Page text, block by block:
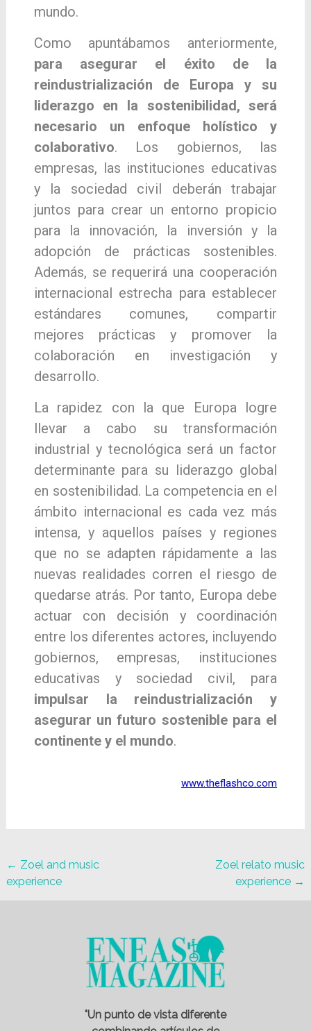
mundo.
Como apuntábamos anteriormente,
para asegurar el éxito de la
reindustrialización de Europa y su
liderazgo en la sostenibilidad, será
necesario un enfoque holístico y
colaborativo. Los gobiernos, las
empresas, las instituciones educativas
y la sociedad civil deberán trabajar
juntos para crear un entorno propicio
para la innovación, la inversión y la
adopción de prácticas sostenibles.
Además, se requerirá una cooperación
internacional estrecha para establecer
estándares comunes, compartir
mejores prácticas y promover la
colaboración en investigación y
desarrollo.
La rapidez con la que Europa logre
llevar a cabo su transformación
industrial y tecnológica será un factor
determinante para su liderazgo global
en sostenibilidad. La competencia en el
ámbito internacional es cada vez más
intensa, y aquellos países y regiones
que no se adapten rápidamente a las
nuevas realidades corren el riesgo de
quedarse atrás. Por tanto, Europa debe
actuar con decisión y coordinación
entre los diferentes actores, incluyendo
gobiernos, empresas, instituciones
educativas y sociedad civil, para
impulsar la reindustrialización y
asegurar un futuro sostenible para el
continente y el mundo.
www.theflashco.com
← Zoel and music
experience
Zoel relato music
experience →
"Un punto de vista diferente